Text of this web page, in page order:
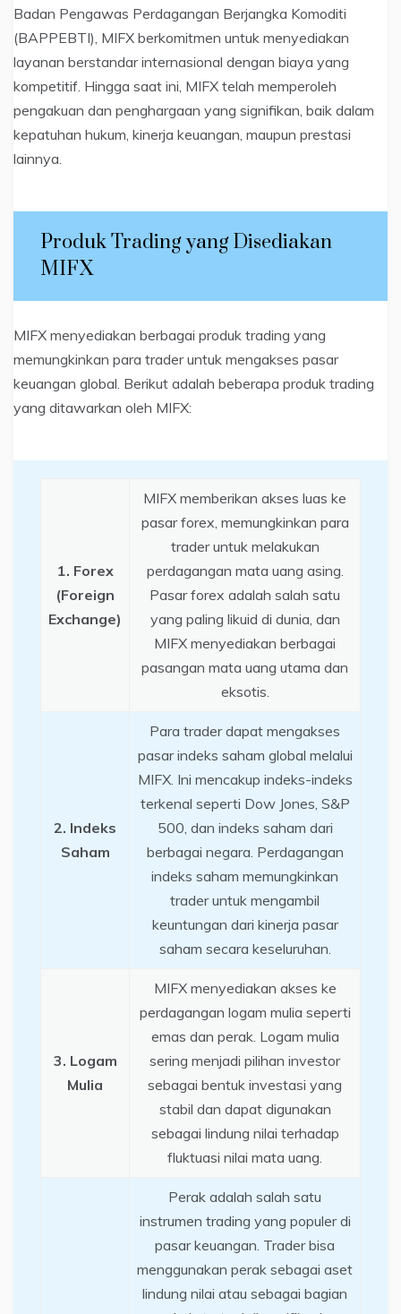
Badan Pengawas Perdagangan Berjangka Komoditi
(BAPPEBTI), MIFX berkomitmen untuk menyediakan
layanan berstandar internasional dengan biaya yang
kompetitif. Hingga saat ini, MIFX telah memperoleh
pengakuan dan penghargaan yang signifikan, baik dalam
kepatuhan hukum, kinerja keuangan, maupun prestasi
lainnya.
Produk Trading yang Disediakan
MIFX
MIFX menyediakan berbagai produk trading yang
memungkinkan para trader untuk mengakses pasar
keuangan global. Berikut adalah beberapa produk trading
yang ditawarkan oleh MIFX:
1. Forex
(Foreign
Exchange)
MIFX memberikan akses luas ke
pasar forex, memungkinkan para
trader untuk melakukan
perdagangan mata uang asing.
Pasar forex adalah salah satu
yang paling likuid di dunia, dan
MIFX menyediakan berbagai
pasangan mata uang utama dan
eksotis.
2. Indeks
Saham
Para trader dapat mengakses
pasar indeks saham global melalui
MIFX. Ini mencakup indeks-indeks
terkenal seperti Dow Jones, S&P
500, dan indeks saham dari
berbagai negara. Perdagangan
indeks saham memungkinkan
trader untuk mengambil
keuntungan dari kinerja pasar
saham secara keseluruhan.
3. Logam
Mulia
MIFX menyediakan akses ke
perdagangan logam mulia seperti
emas dan perak. Logam mulia
sering menjadi pilihan investor
sebagai bentuk investasi yang
stabil dan dapat digunakan
sebagai lindung nilai terhadap
fluktuasi nilai mata uang.
Perak adalah salah satu
instrumen trading yang populer di
pasar keuangan. Trader bisa
menggunakan perak sebagai aset
lindung nilai atau sebagai bagian